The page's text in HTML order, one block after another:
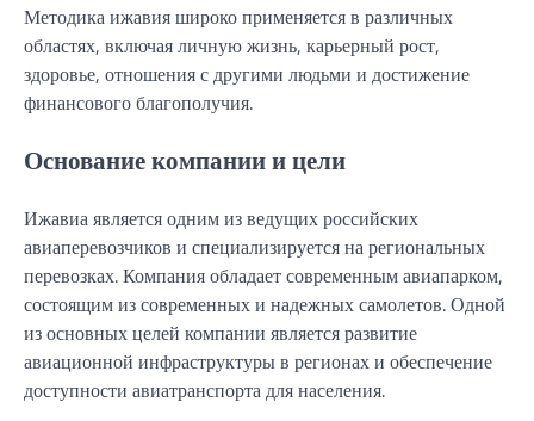
Методика ижавия широко применяется в различных
областях, включая личную жизнь, карьерный рост,
здоровье, отношения с другими людьми и достижение
финансового благополучия.
Основание компании и цели
Ижавиа является одним из ведущих российских
авиаперевозчиков и специализируется на региональных
перевозках. Компания обладает современным авиапарком,
состоящим из современных и надежных самолетов. Одной
из основных целей компании является развитие
авиационной инфраструктуры в регионах и обеспечение
доступности авиатранспорта для населения.